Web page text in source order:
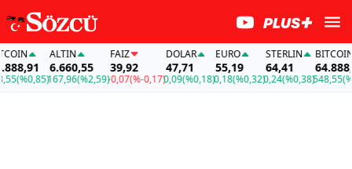
(%0,85)
ALTIN
6.660,55
167,96(%2,59)
FAİZ
39,92
-0,07(%-0,17)
DOLAR
47,71
0,09(%0,18)
EURO
55,19
0,18(%0,32)
STERLIN
64,41
0,24(%0,38)
BITCOIN
548,55